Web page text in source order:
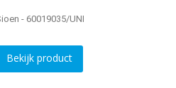
- 60019035/UNI
Bekijk product